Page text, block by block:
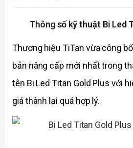
Thông số kỹ thuật Bi Led
Thương hiệu TiTan vừa công
bản nâng cấp mới nhất trong
tên Bi Led Titan Gold Plus với
giá thành lại quá hợp lý.